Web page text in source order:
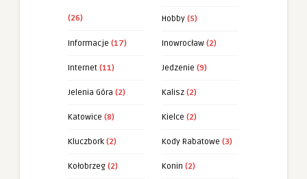
(26) Hobby (5)
Informacje (17) Inowrocław (2)
Internet (11) Jedzenie (9)
Jelenia Góra (2) Kalisz (2)
Katowice (8) Kielce (2)
Kluczbork (2) Kody Rabatowe (3)
Kołobrzeg (2) Konin (2)